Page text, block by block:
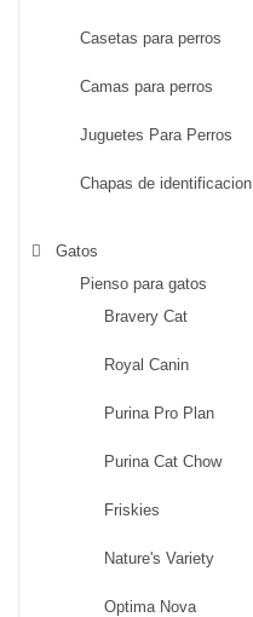
Casetas para perros
Camas para perros
Juguetes Para Perros
Chapas de identificacion
Gatos
Pienso para gatos
Bravery Cat
Royal Canin
Purina Pro Plan
Purina Cat Chow
Friskies
Nature's Variety
Optima Nova